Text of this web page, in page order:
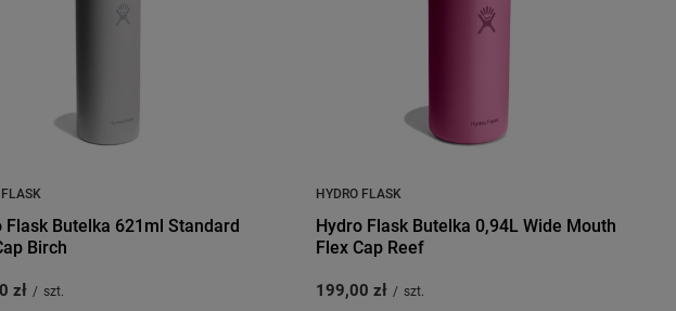
Flask Butelka 621ml Standard
Birch
zł / szt.
HYDRO FLASK
Hydro Flask Butelka 0,94L Wide Mouth
Flex Cap Reef
199,00 zł / szt.